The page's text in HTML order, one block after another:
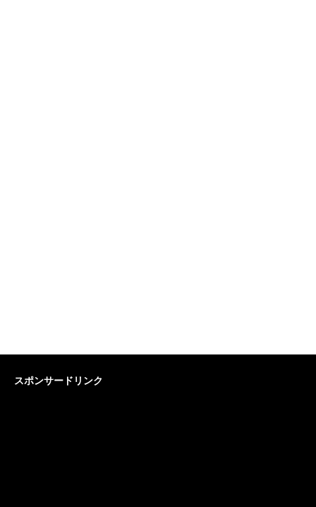
スポンサードリンク